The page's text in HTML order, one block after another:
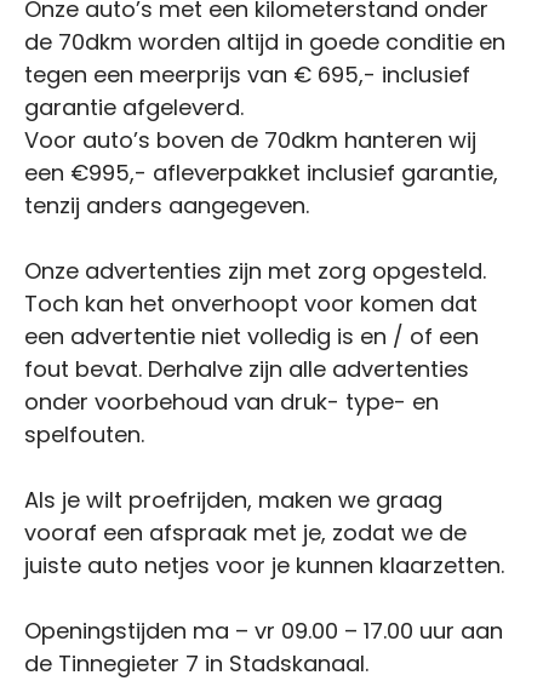
Onze auto’s met een kilometerstand onder
de 70dkm worden altijd in goede conditie en
tegen een meerprijs van € 695,- inclusief
garantie afgeleverd.
Voor auto’s boven de 70dkm hanteren wij
een €995,- afleverpakket inclusief garantie,
tenzij anders aangegeven.
Onze advertenties zijn met zorg opgesteld.
Toch kan het onverhoopt voor komen dat
een advertentie niet volledig is en / of een
fout bevat. Derhalve zijn alle advertenties
onder voorbehoud van druk- type- en
spelfouten.
Als je wilt proefrijden, maken we graag
vooraf een afspraak met je, zodat we de
juiste auto netjes voor je kunnen klaarzetten.
Openingstijden ma – vr 09.00 – 17.00 uur aan
de Tinnegieter 7 in Stadskanaal.